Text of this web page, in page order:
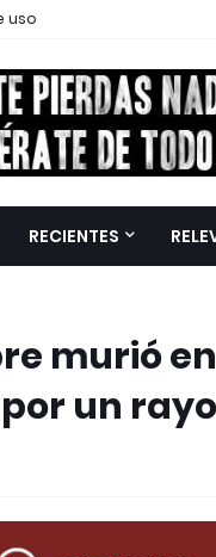
uso
RECIENTES
murió
un